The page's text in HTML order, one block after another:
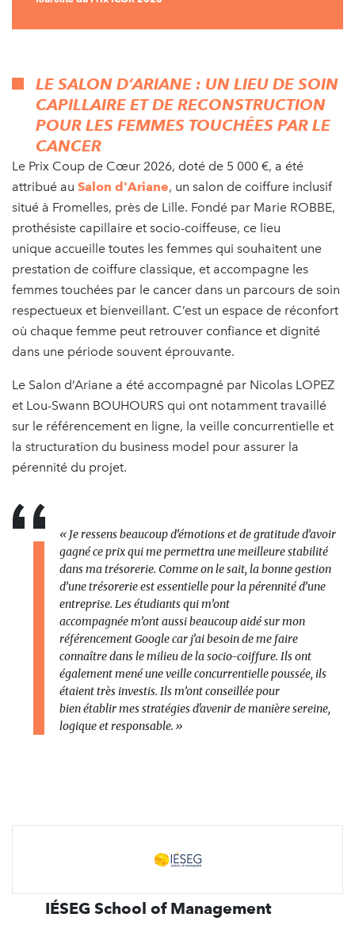
LE SALON D’ARIANE : UN LIEU DE SOIN
CAPILLAIRE ET DE RECONSTRUCTION
POUR LES FEMMES TOUCHÉES PAR LE
CANCER
Le Prix Coup de Cœur 2026, doté de 5 000 €, a été
attribué au Salon d'Ariane, un salon de coiffure inclusif
situé à Fromelles, près de Lille. Fondé par Marie ROBBE,
prothésiste capillaire et socio-coiffeuse, ce lieu
unique accueille toutes les femmes qui souhaitent une
prestation de coiffure classique, et accompagne les
femmes touchées par le cancer dans un parcours de soin
respectueux et bienveillant. C’est un espace de réconfort
où chaque femme peut retrouver confiance et dignité
dans une période souvent éprouvante.
Le Salon d’Ariane a été accompagné par Nicolas LOPEZ
et Lou-Swann BOUHOURS qui ont notamment travaillé
sur le référencement en ligne, la veille concurrentielle et
la structuration du business model pour assurer la
pérennité du projet.
« Je ressens beaucoup d’émotions et de gratituded’avoir
gagnéceprixqui me permettra une meilleure stabilité
dans ma trésorerie. Commeon le sait, la bonne gestion
d’une trésorerie est essentielle pour la pérennitéd’une
entreprise. Lesétudiants qui m’ont
accompagnéem’ontaussibeaucoupaidésurmon
référencementGooglecar j’ai besoin de me faire
connaître dans le milieu de la socio-coiffure. Ils ont
égalementmenéuneveille concurrentiellepoussée, ils
étaient très investis. Ils m’ont conseillée pour
bien établir mes stratégies d'avenir de manière sereine,
logique et responsable. »
IÉSEG School of Management